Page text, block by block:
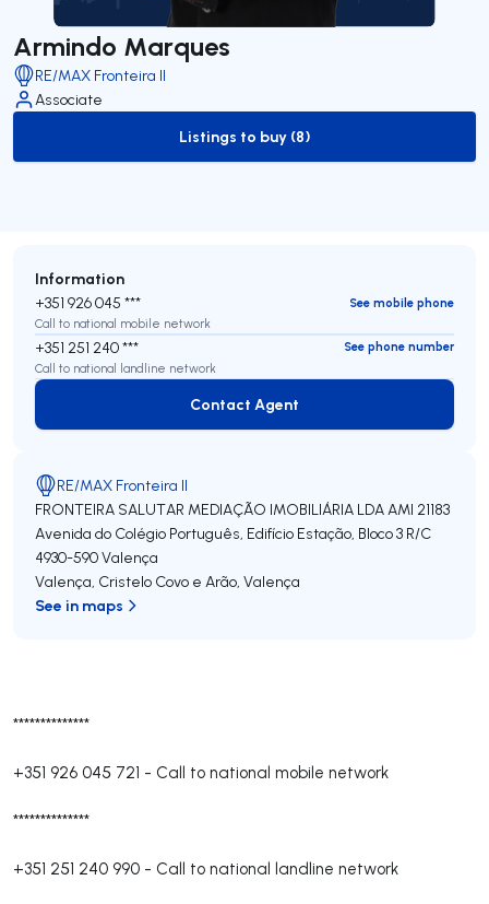
Armindo Marques
RE/MAX Fronteira II
Associate
to-buy-listing
Listings to buy (8)
**************
+351 926 045 721 - Call to national mobile network
**************
+351 251 240 990 - Call to national landline network
Information
+351 926 045 ***
See mobile phone
Call to national mobile network
+351 251 240 ***
See phone number
Call to national landline network
Contact Agent
Contact Agent
RE/MAX Fronteira II
FRONTEIRA SALUTAR MEDIAÇÃO IMOBILIÁRIA LDAAMI 21183
Avenida do Colégio Português, Edifício Estação, Bloco 3 R/C
4930-590Valença
Valença, Cristelo Covo e Arão, Valença
See in maps